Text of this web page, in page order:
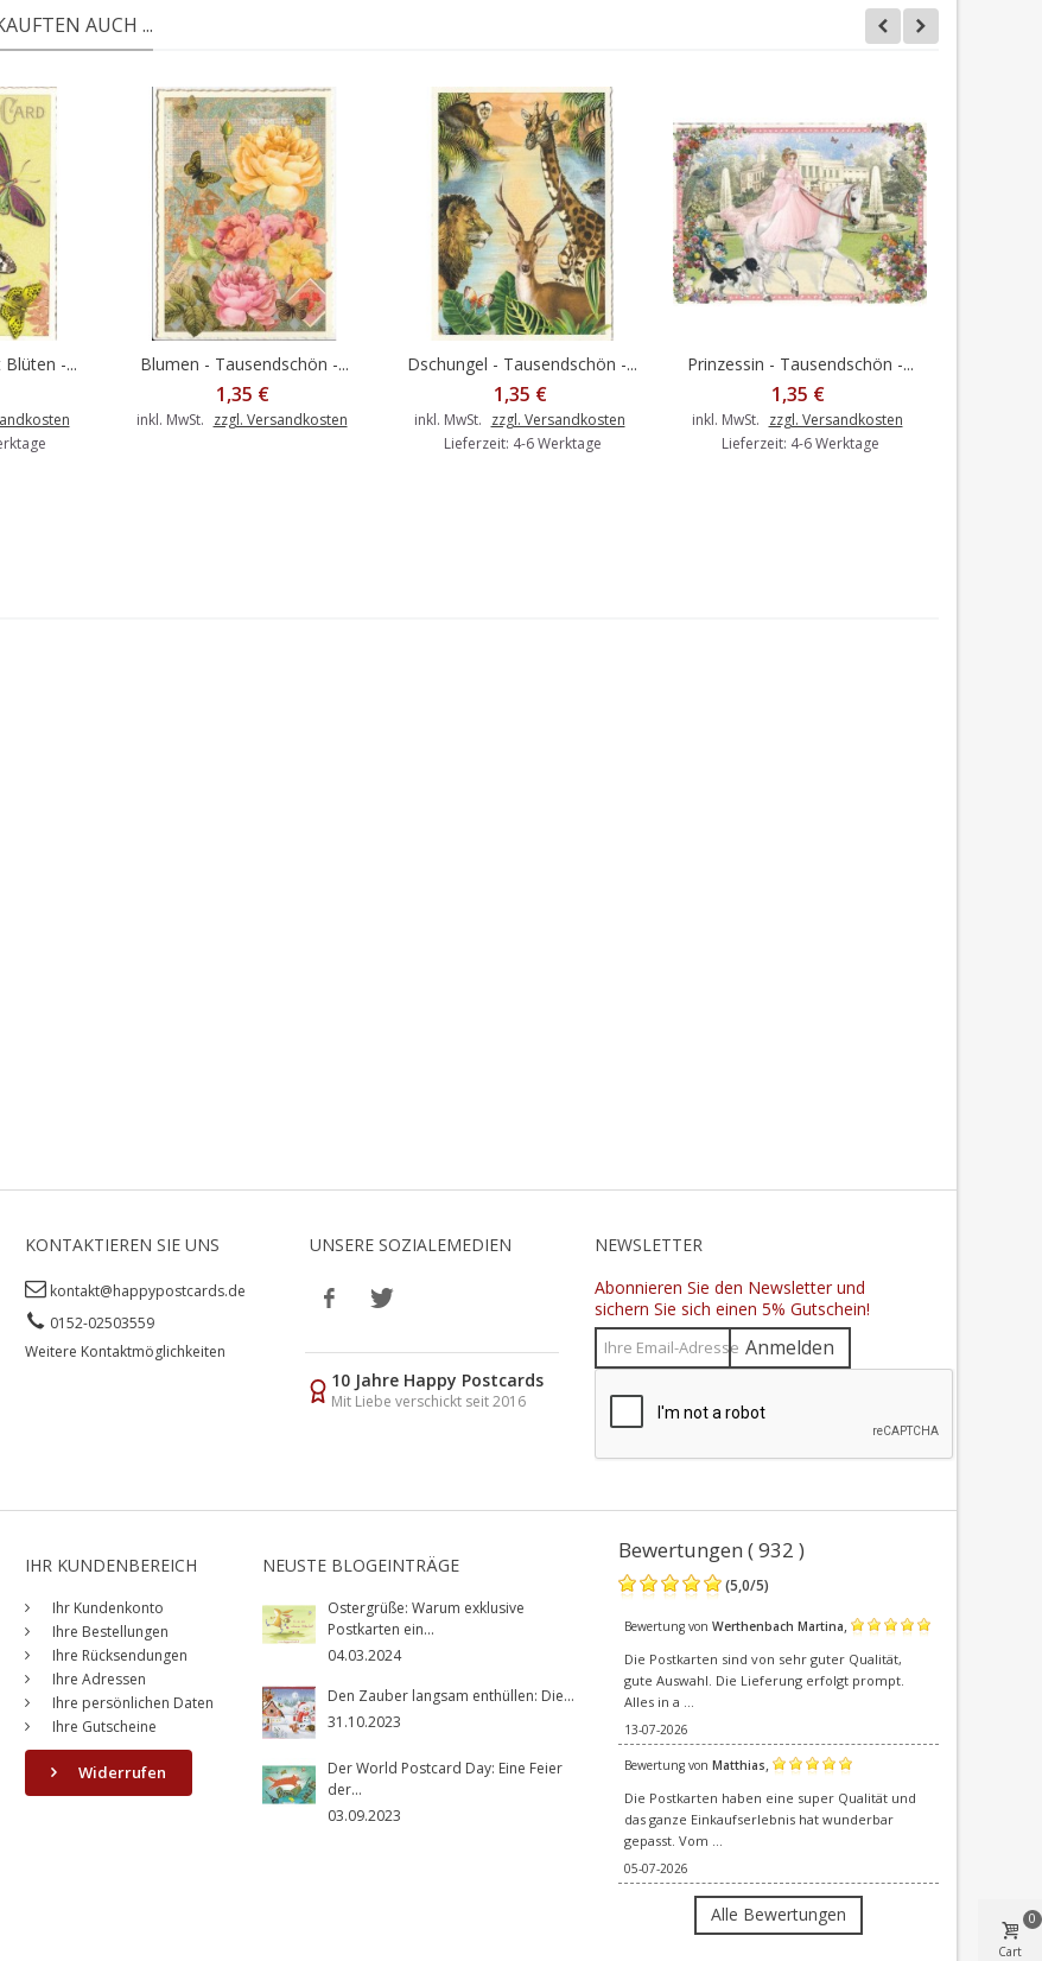
AUCH ...
-... Blumen - Tausendschön -...
1,35 €
inkl. MwSt. zzgl. Versandkosten
In den Warenkorb
Dschungel - Tausendschön -...
1,35 €
inkl. MwSt. zzgl. Versandkosten
Lieferzeit: 4-6 Werktage
In den Warenkorb
Prinzessin - Tausendschön -...
1,35 €
inkl. MwSt. zzgl. Versandkosten
Lieferzeit: 4-6 Werktage
KONTAKTIEREN SIE UNS
kontakt@happypostcards.de
0152-02503559
Weitere Kontaktmöglichkeiten
UNSERE SOZIALEMEDIEN
10 Jahre Happy Postcards
Mit Liebe verschickt seit 2016
NEWSLETTER
Abonnieren Sie den Newsletter und
sichern Sie sich einen 5% Gutschein!
Anmelden
IHR KUNDENBEREICH
Ihr Kundenkonto
Ihre Bestellungen
Ihre Rücksendungen
Ihre Adressen
Ihre persönlichen Daten
Ihre Gutscheine
Widerrufen
NEUSTE BLOGEINTRÄGE
Ostergrüße: Warum exklusive
Postkarten ein...
04.03.2024
Den Zauber langsam enthüllen: Die...
31.10.2023
Der World Postcard Day: Eine Feier
der...
03.09.2023
Bewertungen ( 932 )
(5,0/5)
Bewertung von Werthenbach Martina,
Die Postkarten sind von sehr guter Qualität,
gute Auswahl. Die Lieferung erfolgt prompt.
Alles in a ...
13-07-2026
Bewertung von Matthias,
Die Postkarten haben eine super Qualität und
das ganze Einkaufserlebnis hat wunderbar
gepasst. Vom ...
05-07-2026
Alle Bewertungen
Cart
0